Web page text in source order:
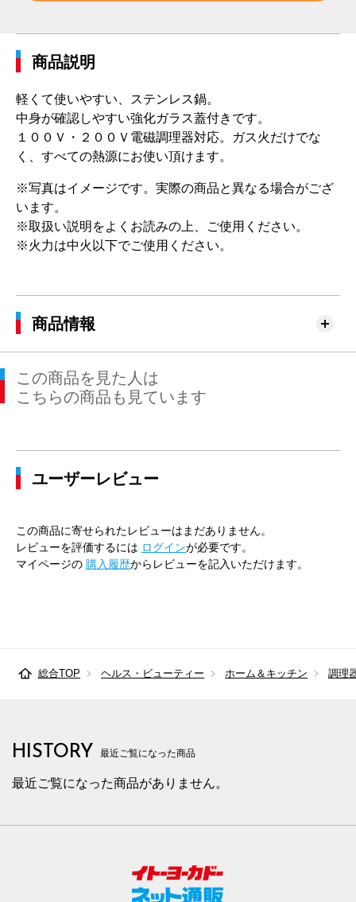
商品説明
軽くて使いやすい、ステンレス鍋。
中身が確認しやすい強化ガラス蓋付きです。
１００Ｖ・２００Ｖ電磁調理器対応。ガス火だけでな
く、すべての熱源にお使い頂けます。
※写真はイメージです。実際の商品と異なる場合がござ
います。
※取扱い説明をよくお読みの上、ご使用ください。
※火力は中火以下でご使用ください。
商品情報
この商品を見た人は
こちらの商品も見ています
ユーザーレビュー
この商品に寄せられたレビューはまだありません。
レビューを評価するには ログインが必要です。
マイページの 購入履歴からレビューを記入いただけます。
総合TOP ヘルス・ビューティー ホーム＆キッチン 調理
HISTORY 最近ご覧になった商品
最近ご覧になった商品がありません。